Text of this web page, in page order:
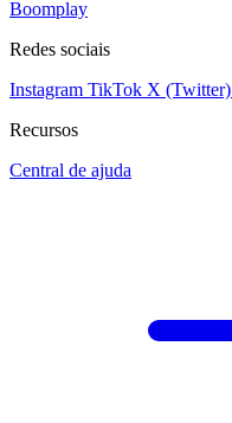
Boomplay
Redes sociais
Instagram TikTok X (Twitter)
Recursos
Central de ajuda